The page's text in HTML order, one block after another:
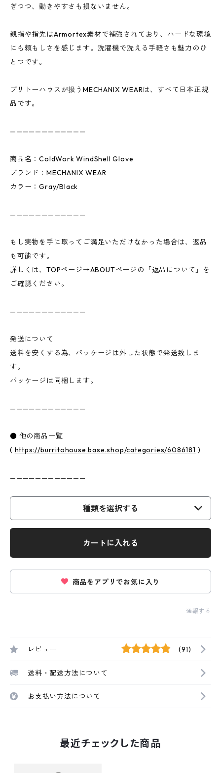
ぎつつ、動きやすさも損ないません。
親指や指先はArmortex素材で補強されており、ハードな環境
にも頼もしさを感じます。洗濯機で洗える手軽さも魅力のひ
とつです。
ブリトーハウスが扱うMECHANIX WEARは、すべて日本正規
品です。
————————————
商品名：ColdWork WindShell Glove
ブランド：MECHANIX WEAR
カラー：Gray/Black
————————————
もし実物を手に取ってご満足いただけなかった場合は、返品
も可能です。
詳しくは、TOPページ→ABOUTページの「返品について」を
ご確認ください。
————————————
発送について
送料を安くする為、パッケージは外した状態で発送致しま
す。
パッケージは同梱します。
————————————
● 他の商品一覧
( https://burritohouse.base.shop/categories/6086181 )
————————————
種類を選択する
カートに入れる
商品をアプリでお気に入り
通報する
レビュー (91)
送料・配送方法について
お支払い方法について
最近チェックした商品